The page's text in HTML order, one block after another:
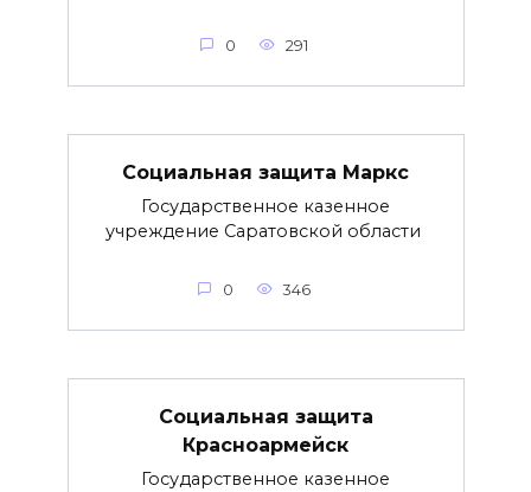
0 291
Социальная защита Маркс
Государственное казенное
учреждение Саратовской области
0 346
Социальная защита
Красноармейск
Государственное казенное